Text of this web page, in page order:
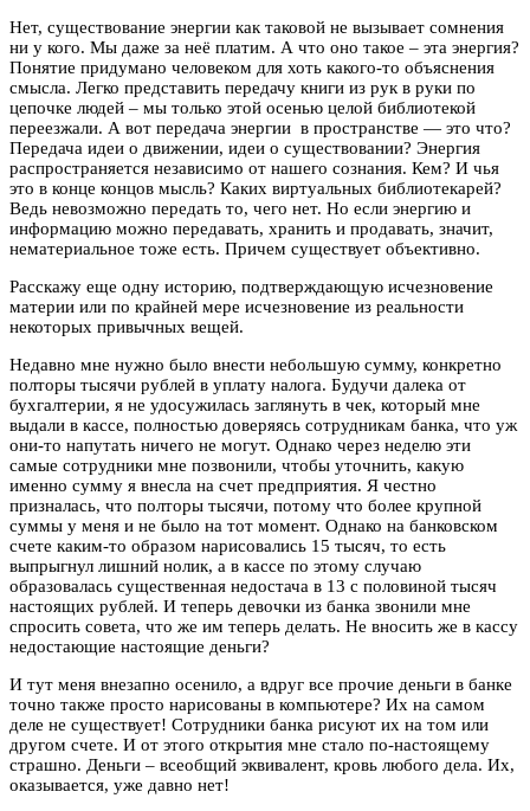
Нет, существование энергии как таковой не вызывает сомнения
ни у кого. Мы даже за неё платим. А что оно такое – эта энергия?
Понятие придумано человеком для хоть какого-то объяснения
смысла. Легко представить передачу книги из рук в руки по
цепочке людей – мы только этой осенью целой библиотекой
переезжали. А вот передача энергии в пространстве — это что?
Передача идеи о движении, идеи о существовании? Энергия
распространяется независимо от нашего сознания. Кем? И чья
это в конце концов мысль? Каких виртуальных библиотекарей?
Ведь невозможно передать то, чего нет. Но если энергию и
информацию можно передавать, хранить и продавать, значит,
нематериальное тоже есть. Причем существует объективно.
Расскажу еще одну историю, подтверждающую исчезновение
материи или по крайней мере исчезновение из реальности
некоторых привычных вещей.
Недавно мне нужно было внести небольшую сумму, конкретно
полторы тысячи рублей в уплату налога. Будучи далека от
бухгалтерии, я не удосужилась заглянуть в чек, который мне
выдали в кассе, полностью доверяясь сотрудникам банка, что уж
они-то напутать ничего не могут. Однако через неделю эти
самые сотрудники мне позвонили, чтобы уточнить, какую
именно сумму я внесла на счет предприятия. Я честно
призналась, что полторы тысячи, потому что более крупной
суммы у меня и не было на тот момент. Однако на банковском
счете каким-то образом нарисовались 15 тысяч, то есть
выпрыгнул лишний нолик, а в кассе по этому случаю
образовалась существенная недостача в 13 с половиной тысяч
настоящих рублей. И теперь девочки из банка звонили мне
спросить совета, что же им теперь делать. Не вносить же в кассу
недостающие настоящие деньги?
И тут меня внезапно осенило, а вдруг все прочие деньги в банке
точно также просто нарисованы в компьютере? Их на самом
деле не существует! Сотрудники банка рисуют их на том или
другом счете. И от этого открытия мне стало по-настоящему
страшно. Деньги – всеобщий эквивалент, кровь любого дела. Их,
оказывается, уже давно нет!